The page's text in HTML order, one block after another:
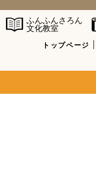
ふんふんさろん
文化教室
トップページ